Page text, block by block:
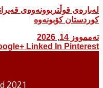
قوڵتربوونەوەی
كۆبونەوە
14, 2026
Google+ Linked In